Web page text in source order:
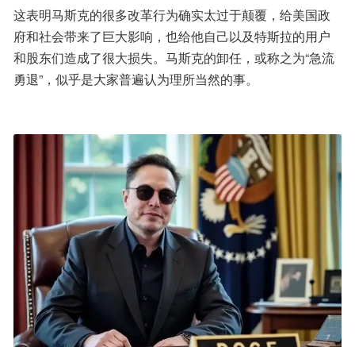
这表明马斯克的很多改革行为确实太过于颠覆，给美国政
府和社会带来了巨大影响，也给他自己以及特斯拉的用户
和股东们造成了很大损失。马斯克的卸任，或称之为“急流
勇退”，似乎是大家普遍认为理所当然的事。